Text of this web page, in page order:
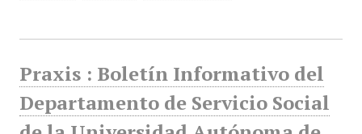
Praxis : Boletín Informativo del
Departamento de Servicio Social